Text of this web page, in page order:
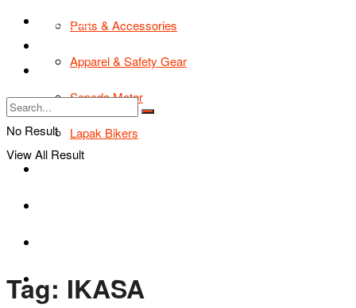
Parts & Accessories
Apparel & Safety Gear
Sepeda Motor
Lapak Bikers
Bikers Cars
TIPS & TRIK
Tentang Kami
No Result
View All Result
Tag: IKASA